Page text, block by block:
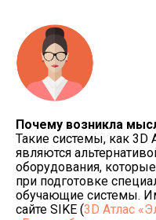
Почему возникла
Такие системы, как 3D
являются
оборудования,
при подготовке
обучающие системы.
сайте SIKE (3D Атлас